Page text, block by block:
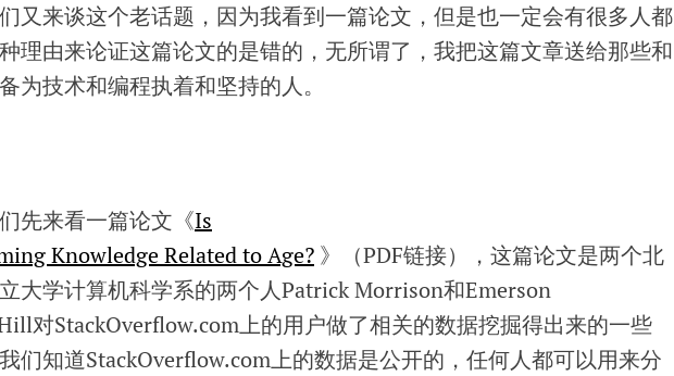
又来谈这个老话题，因为我看到一篇论文，但是也一定会有很多人都
理由来论证这篇论文的是错的，无所谓了，我把这篇文章送给那些和
为技术和编程执着和坚持的人。
先来看一篇论文《Is
Knowledge Related to Age? 》（PDF链接），这篇论文是两个北
大学计算机科学系的两个人Patrick Morrison和Emerson
对StackOverflow.com上的用户做了相关的数据挖掘得出来的一些
们知道StackOverflow.com上的数据是公开的，任何人都可以用来分